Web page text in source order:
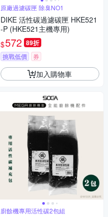
原廠過濾碳匣 除臭NO1
DIKE 活性碳過濾碳匣 HKE521
-P (HKE521主機專用)
$572 89折
挑戰低價 券
加入購物車
廚餘機專用活性碳2包組